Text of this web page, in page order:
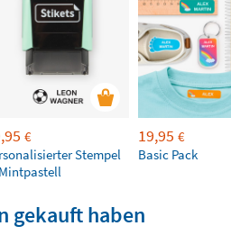
€
Stempel
19,95 €
Basic Pack
gekauft haben